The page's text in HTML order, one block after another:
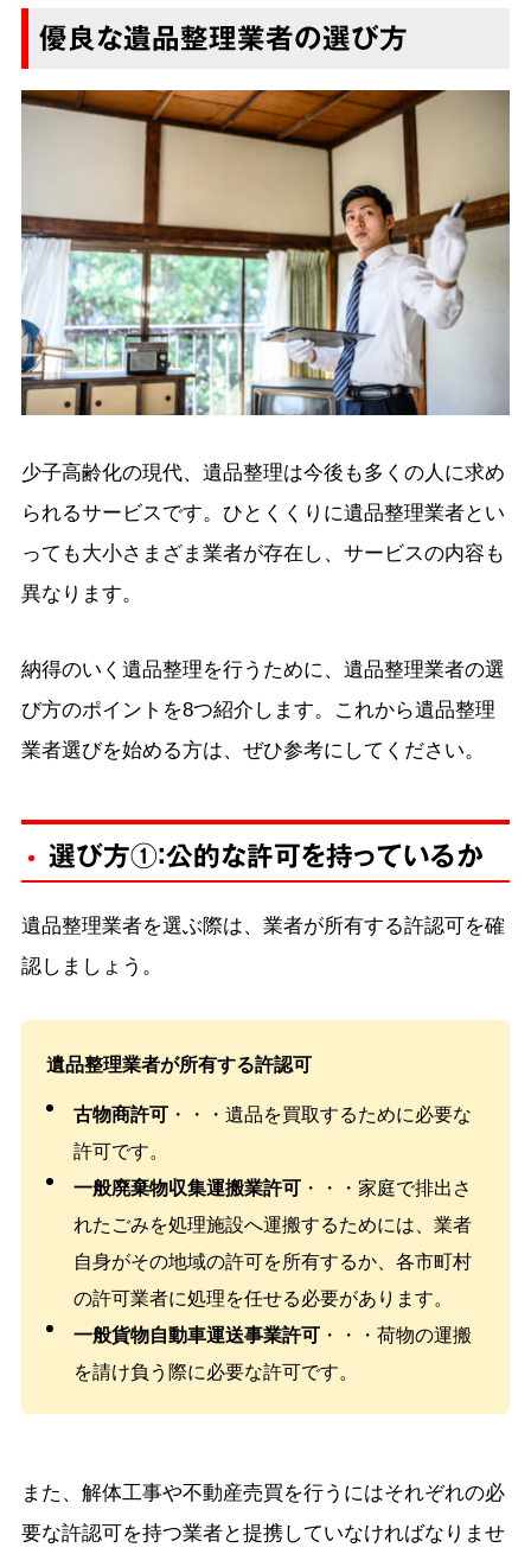
優良な遺品整理業者の選び方
少子高齢化の現代、遺品整理は今後も多くの人に求め
られるサービスです。ひとくくりに遺品整理業者とい
っても大小さまざま業者が存在し、サービスの内容も
異なります。
納得のいく遺品整理を行うために、遺品整理業者の選
び方のポイントを8つ紹介します。これから遺品整理
業者選びを始める方は、ぜひ参考にしてください。
選び方①：公的な許可を持っているか
遺品整理業者を選ぶ際は、業者が所有する許認可を確
認しましょう。
遺品整理業者が所有する許認可
古物商許可・・・遺品を買取するために必要な
許可です。
一般廃棄物収集運搬業許可・・・家庭で排出さ
れたごみを処理施設へ運搬するためには、業者
自身がその地域の許可を所有するか、各市町村
の許可業者に処理を任せる必要があります。
一般貨物自動車運送事業許可・・・荷物の運搬
を請け負う際に必要な許可です。
また、解体工事や不動産売買を行うにはそれぞれの必
要な許認可を持つ業者と提携していなければなりませ